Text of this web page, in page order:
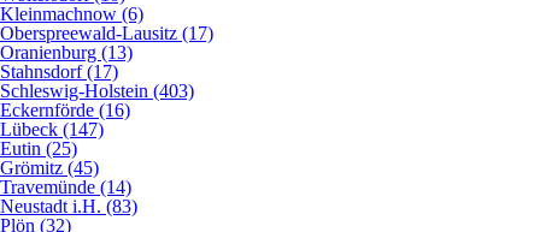
Kleinmachnow (6)
Oberspreewald-Lausitz (17)
Oranienburg (13)
Stahnsdorf (17)
Schleswig-Holstein (403)
Eckernförde (16)
Lübeck (147)
Eutin (25)
Grömitz (45)
Travemünde (14)
Neustadt i.H. (83)
Plön (32)